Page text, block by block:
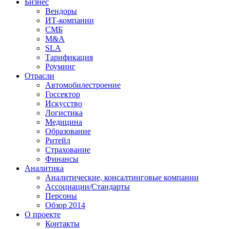
Бизнес
Вендоры
ИТ-компании
СМБ
M&A
SLA
Тарификация
Роуминг
Отрасли
Автомобилестроение
Госсектор
Искусство
Логистика
Медицина
Образование
Ритейл
Страхование
Финансы
Аналитика
Аналитические, консалтинговые компании
Ассоциации/Стандарты
Персоны
Обзор 2014
О проекте
Контакты